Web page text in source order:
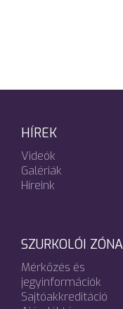
HÍREK
Videók
Galériák
Híreink
SZURKOLÓI ZÓNA
Mérkőzés és
jegyinformációk
Sajtóakkreditáció